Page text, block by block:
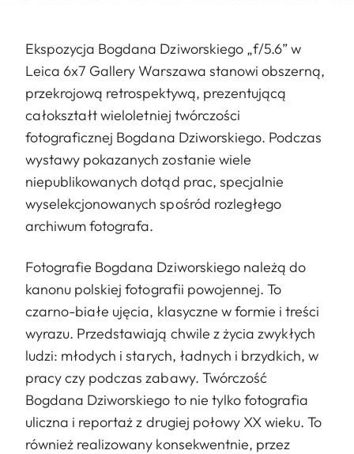
Ekspozycja Bogdana Dziworskiego „f/5.6” w
Leica 6x7 Gallery Warszawa stanowi obszerną,
przekrojową retrospektywą, prezentującą
całokształt wieloletniej twórczości
fotograficznej Bogdana Dziworskiego. Podczas
wystawy pokazanych zostanie wiele
niepublikowanych dotąd prac, specjalnie
wyselekcjonowanych spośród rozległego
archiwum fotografa.
Fotografie Bogdana Dziworskiego należą do
kanonu polskiej fotografii powojennej. To
czarno-białe ujęcia, klasyczne w formie i treści
wyrazu. Przedstawiają chwile z życia zwykłych
ludzi: młodych i starych, ładnych i brzydkich, w
pracy czy podczas zabawy. Twórczość
Bogdana Dziworskiego to nie tylko fotografia
uliczna i reportaż z drugiej połowy XX wieku. To
również realizowany konsekwentnie, przez